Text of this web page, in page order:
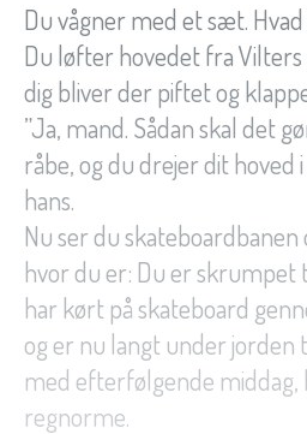
Du vågner med et sæt.
Du løfter hovedet fra
dig bliver der piftet og
”Ja, mand. Sådan skal det
råbe, og du drejer dit hoved
hans.
Nu ser du skateboardbanen
hvor du er: Du er skrumpet
har kørt på skateboard
og er nu langt under jorden
med efterfølgende
regnorme.